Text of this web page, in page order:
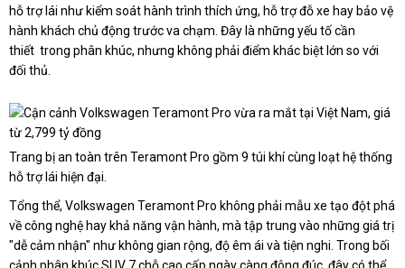
hỗ trợ lái như kiểm soát hành trình thích ứng, hỗ trợ đỗ xe hay bảo vệ
hành khách chủ động trước va chạm. Đây là những yếu tố cần
thiết trong phân khúc, nhưng không phải điểm khác biệt lớn so với
đối thủ.
Trang bị an toàn trên Teramont Pro gồm 9 túi khí cùng loạt hệ thống
hỗ trợ lái hiện đại.
Tổng thể, Volkswagen Teramont Pro không phải mẫu xe tạo đột phá
về công nghệ hay khả năng vận hành, mà tập trung vào những giá trị
"dễ cảm nhận" như không gian rộng, độ êm ái và tiện nghi. Trong bối